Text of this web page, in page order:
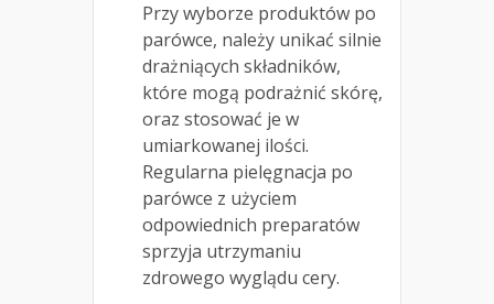
Przy wyborze produktów po
parówce, należy unikać silnie
drażniących składników,
które mogą podrażnić skórę,
oraz stosować je w
umiarkowanej ilości.
Regularna pielęgnacja po
parówce z użyciem
odpowiednich preparatów
sprzyja utrzymaniu
zdrowego wyglądu cery.